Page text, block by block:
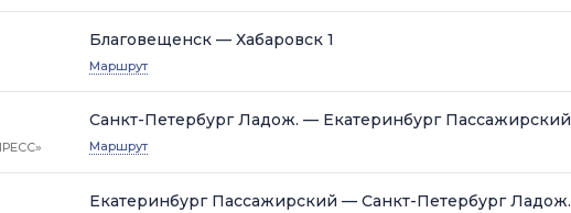
Благовещенск — Хабаровск 1
Маршрут
Санкт-Петербург Ладож. — Екатеринбург Пассажирский
Маршрут
Екатеринбург Пассажирский — Санкт-Петербург Ладож.